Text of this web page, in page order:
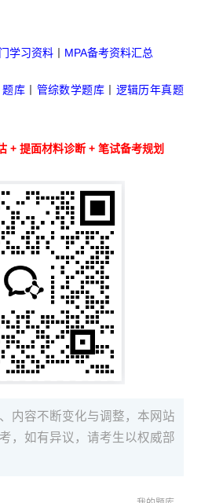
学习资料 MPA备考资料汇总
题库 丨 管综数学题库 丨 逻辑历年真题
+ 提面材料诊断 + 笔试备考规划
内容不断变化与调整，本网站
，如有异议，请考生以权威部